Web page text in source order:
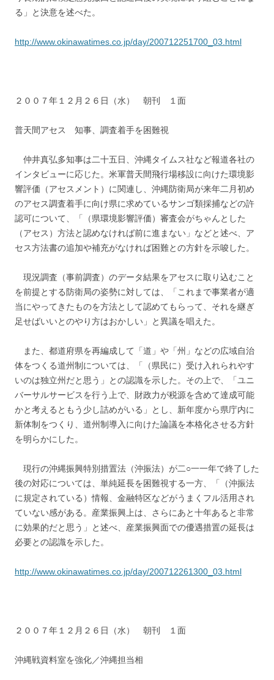
る」と決意を述べた。
http://www.okinawatimes.co.jp/day/200712251700_03.html
２００７年１２月２６日（水） 朝刊 １面
普天間アセス 知事、調査着手を困難視
仲井真弘多知事は二十五日、沖縄タイムス社など報道各社の
インタビューに応じた。米軍普天間飛行場移設に向けた環境影
響評価（アセスメント）に関連し、沖縄防衛局が来年二月初め
のアセス調査着手に向け県に求めているサンゴ類採捕などの許
認可について、「（県環境影響評価）審査会がちゃんとした
（アセス）方法と認めなければ前に進まない」などと述べ、ア
セス方法書の追加や補充がなければ困難との方針を示唆した。
現況調査（事前調査）のデータ結果をアセスに取り込むこと
を前提とする防衛局の姿勢に対しては、「これまで事業者が適
当にやってきたものを方法として認めてもらって、それを継ぎ
足せばいいとのやり方はおかしい」と異議を唱えた。
また、都道府県を再編成して「道」や「州」などの広域自治
体をつくる道州制については、「（県民に）受け入れられやす
いのは独立州だと思う」との認識を示した。その上で、「ユニ
バーサルサービスを行う上で、財政力が税源を含めて達成可能
かと考えるともう少し詰めがいる」とし、新年度から県庁内に
新体制をつくり、道州制導入に向けた論議を本格化させる方針
を明らかにした。
現行の沖縄振興特別措置法（沖振法）が二○一一年で終了した
後の対応については、単純延長を困難視する一方、「（沖振法
に規定されている）情報、金融特区などがうまくフル活用され
ていない感がある。産業振興上は、さらにあと十年あると非常
に効果的だと思う」と述べ、産業振興面での優遇措置の延長は
必要との認識を示した。
http://www.okinawatimes.co.jp/day/200712261300_03.html
２００７年１２月２６日（水） 朝刊 １面
沖縄戦資料室を強化／沖縄担当相